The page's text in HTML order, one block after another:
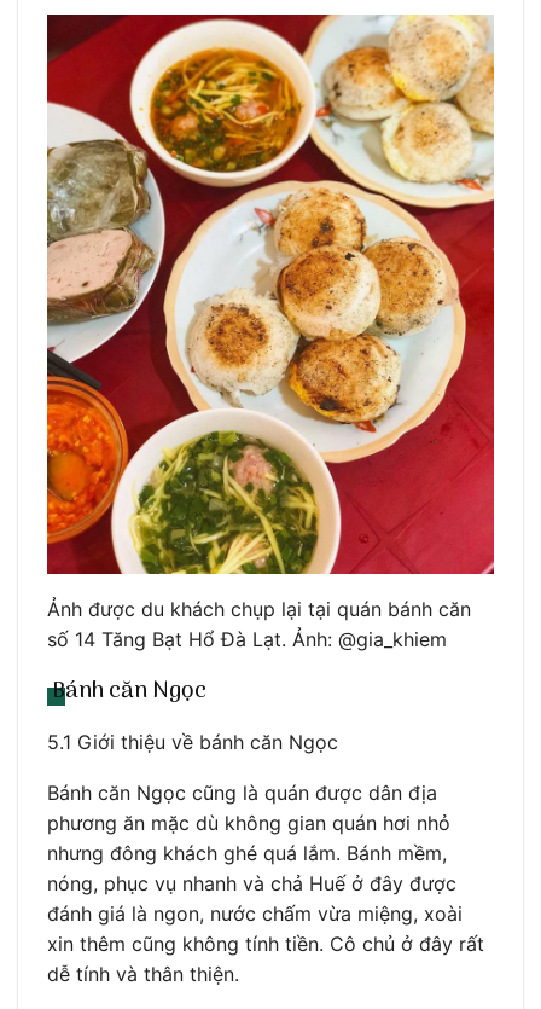
Ảnh được du khách chụp lại tại quán bánh căn
số 14 Tăng Bạt Hổ Đà Lạt. Ảnh: @gia_khiem
Bánh căn Ngọc
5.1 Giới thiệu về bánh căn Ngọc
Bánh căn Ngọc cũng là quán được dân địa
phương ăn mặc dù không gian quán hơi nhỏ
nhưng đông khách ghé quá lắm. Bánh mềm,
nóng, phục vụ nhanh và chả Huế ở đây được
đánh giá là ngon, nước chấm vừa miệng, xoài
xin thêm cũng không tính tiền. Cô chủ ở đây rất
dễ tính và thân thiện.